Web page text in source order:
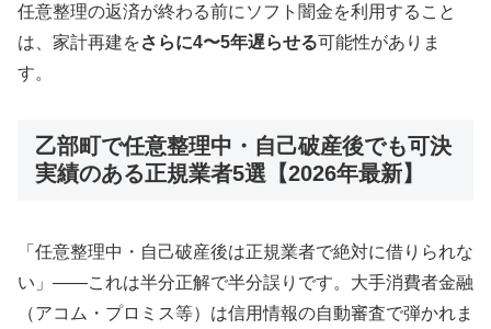
任意整理の返済が終わる前にソフト闇金を利用すること
は、家計再建をさらに4〜5年遅らせる可能性がありま
す。
乙部町で任意整理中・自己破産後でも可決
実績のある正規業者5選【2026年最新】
「任意整理中・自己破産後は正規業者で絶対に借りられな
い」——これは半分正解で半分誤りです。大手消費者金融
（アコム・プロミス等）は信用情報の自動審査で弾かれま